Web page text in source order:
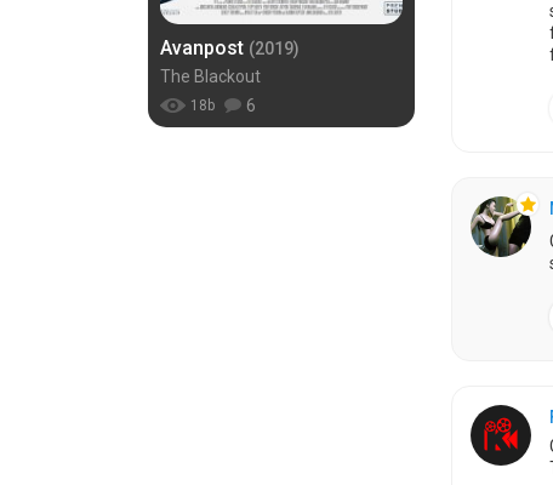
Avanpost (2019)
The Blackout
18 b 6